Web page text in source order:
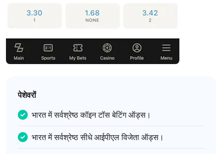
पेशेवरों
भारत में सर्वश्रेष्ठ कॉइन टॉस बेटिंग ऑड्स।
भारत में सर्वश्रेष्ठ सीधे आईपीएल विजेता ऑड्स।